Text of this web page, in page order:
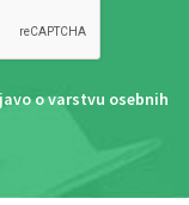
o varstvu osebnih